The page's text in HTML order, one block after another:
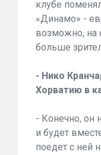
клубе
«Динамо» -
возможно, на
больше
- Нико
Хорватию в
- Конечно, он
и будет
поедет с ней